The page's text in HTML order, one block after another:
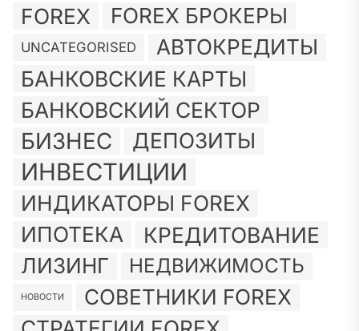
FOREX FOREX БРОКЕРЫ
UNCATEGORISED АВТОКРЕДИТЫ
БАНКОВСКИЕ КАРТЫ
БАНКОВСКИЙ СЕКТОР
БИЗНЕС ДЕПОЗИТЫ
ИНВЕСТИЦИИ
ИНДИКАТОРЫ FOREX
ИПОТЕКА
КРЕДИТОВАНИЕ
ЛИЗИНГ НЕДВИЖИМОСТЬ
НОВОСТИ
СОВЕТНИКИ FOREX